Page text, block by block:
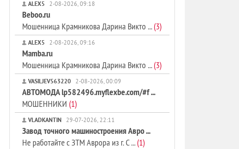
ALEX5 2-08-2026, 09:18
Beboo.ru
Мошенница Крамникова Дарина Викто ...(3)
ALEX5 2-08-2026, 09:16
Mamba.ru
Мошенница Крамникова Дарина Викто ...(3)
VASILJEV563220 2-08-2026, 00:09
АВТОМОДА lp582496.myflexbe.com/#f ...
МОШЕННИКИ (1)
VLADKANTIN 29-07-2026, 22:11
Завод точного машиностроения Авро ...
Не работайте с ЗТМ Аврора из г. С ...(1)